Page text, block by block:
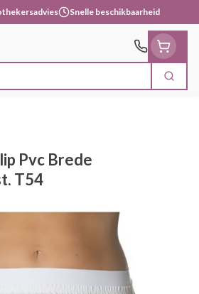
Snelle beschikbaarheid
Zoek
Pvc Brede
T54